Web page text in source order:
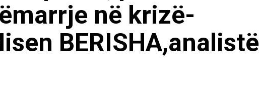
në krizë-
BERISHA,analistë